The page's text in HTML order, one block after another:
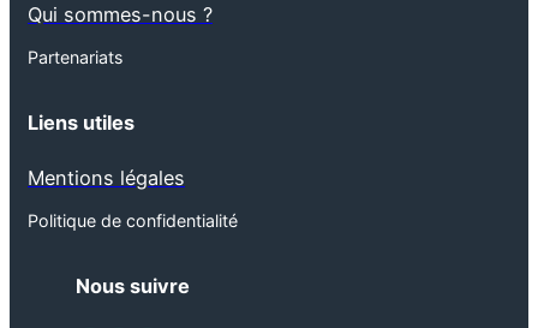
Qui sommes-nous ?
Partenariats
Liens utiles
Mentions légales
Politique de confidentialité
Nous suivre